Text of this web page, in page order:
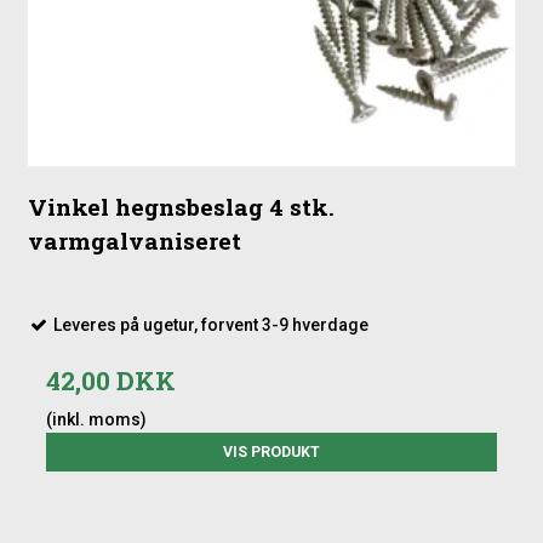
Vinkel hegnsbeslag 4 stk.
varmgalvaniseret
Leveres på ugetur, forvent 3-9 hverdage
42,00 DKK
(inkl. moms)
VIS PRODUKT